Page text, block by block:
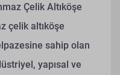
Çelik Altıköşe
çelik altıköşe
sahip olan
yapısal ve